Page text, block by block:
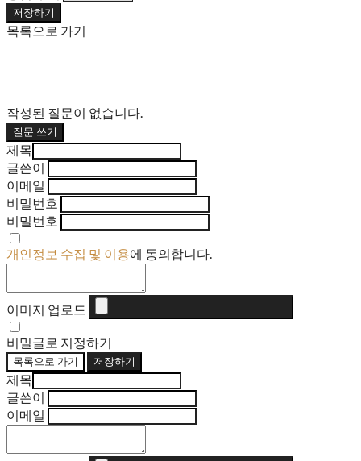
저장하기
목록으로 가기
작성된 질문이 없습니다.
질문 쓰기
제목
글쓴이
이메일
비밀번호
비밀번호
개인정보 수집 및 이용에 동의합니다.
이미지 업로드
비밀글로 지정하기
목록으로 가기 저장하기
제목
글쓴이
이메일